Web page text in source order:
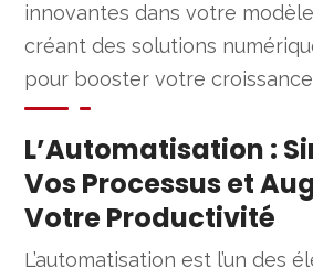
innovantes dans votre modèle
créant des solutions
pour booster votre
L’Automatisation :
Vos Processus et
Votre Productivité
L’automatisation est l’un des